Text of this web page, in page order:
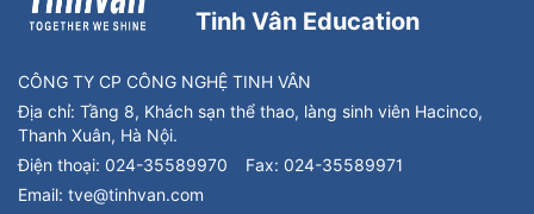
Tinh Vân Education
CÔNG TY CP CÔNG NGHỆ TINH VÂN
Địa chỉ: Tầng 8, Khách sạn thể thao, làng sinh viên Hacinco,
Thanh Xuân, Hà Nội.
Điện thoại: 024-35589970 Fax: 024-35589971
Email: tve@tinhvan.com